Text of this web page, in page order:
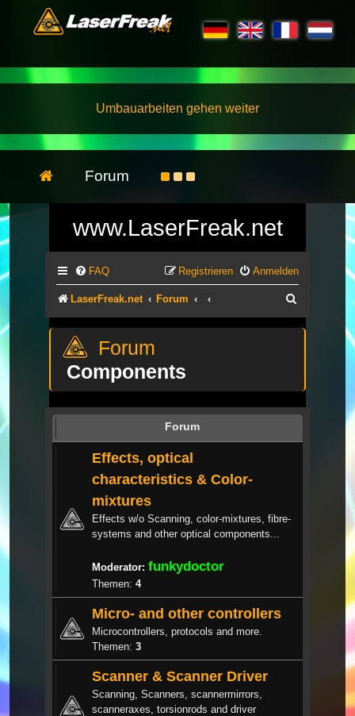
Umbauarbeiten gehen weiter
Forum
www.LaserFreak.net
FAQ Anmelden
Registrieren
LaserFreak.net Forum
Components
Forum
Effects, optical
characteristics & Color-
mixtures
Effects w/o Scanning, color-mixtures, fibre-
systems and other optical components...
Moderator: funkydoctor
Themen: 4
Micro- and other controllers
Microcontrollers, protocols and more.
Themen: 3
Scanner & Scanner Driver
Scanning, Scanners, scannermirrors,
scanneraxes, torsionrods and driver